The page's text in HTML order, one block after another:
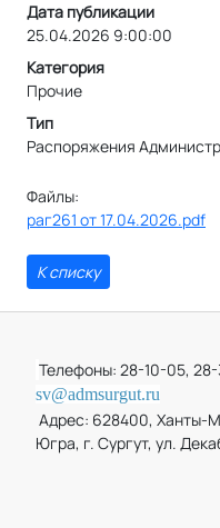
Дата публикации
25.04.2026 9:00:00
Категория
Прочие
Тип
Распоряжения
Файлы:
раг261 от 17.04.2026.pdf
К списку
Телефоны: 28-10-05,
sv@admsurgut.ru
Адрес: 628400, Ханты-
Югра, г. Сургут, ул.